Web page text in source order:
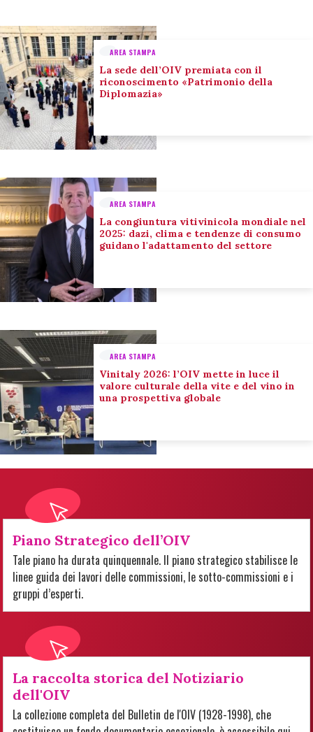
AREA STAMPA
La sede dell’OIV premiata con il
riconoscimento «Patrimonio della
Diplomazia»
AREA STAMPA
La congiuntura vitivinicola mondiale nel
2025: dazi, clima e tendenze di consumo
guidano l'adattamento del settore
AREA STAMPA
Vinitaly 2026: l’OIV mette in luce il
valore culturale della vite e del vino in
una prospettiva globale
Piano Strategico dell’OIV
Tale piano ha durata quinquennale. Il piano strategico stabilisce le
linee guida dei lavori delle commissioni, le sotto-commissioni e i
gruppi d’esperti.
La raccolta storica del Notiziario
dell'OIV
La collezione completa del Bulletin de l'OIV (1928-1998), che